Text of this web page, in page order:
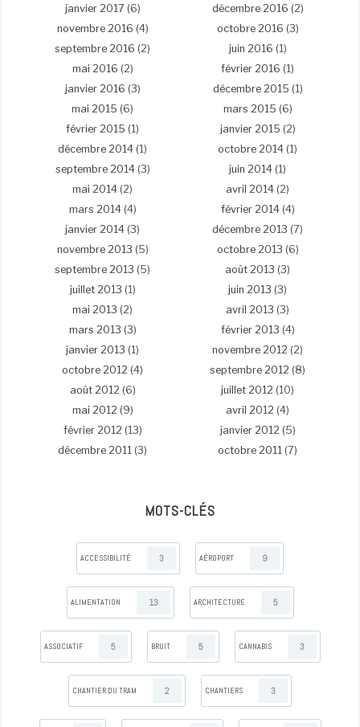
janvier 2017 (6) décembre 2016 (2)
novembre 2016 (4) octobre 2016 (3)
septembre 2016 (2) juin 2016 (1)
mai 2016 (2) février 2016 (1)
janvier 2016 (3) décembre 2015 (1)
mai 2015 (6) mars 2015 (6)
février 2015 (1) janvier 2015 (2)
décembre 2014 (1) octobre 2014 (1)
septembre 2014(3) juin 2014 (1)
mai 2014 (2) avril 2014 (2)
mars 2014(4) février 2014(4)
janvier 2014 (3) décembre 2013 (7)
novembre 2013 (5) octobre 2013 (6)
septembre 2013 (5) août 2013 (3)
juillet 2013 (1) juin 2013 (3)
mai 2013 (2) avril 2013 (3)
mars 2013 (3) février 2013 (4)
janvier 2013 (1) novembre 2012 (2)
octobre 2012 (4) septembre 2012 (8)
août 2012 (6) juillet 2012 (10)
mai 2012 (9) avril 2012 (4)
février 2012 (13) janvier 2012 (5)
décembre 2011 (3) octobre 2011 (7)
MOTS-CLÉS
ACCESSIBILITÉ 3 AÉROPORT 9
ALIMENTATION 13 ARCHITECTURE 5
ASSOCIATIF 5 BRUIT 5 CANNABIS 3
CHANTIER DU TRAM 2 CHANTIERS 3